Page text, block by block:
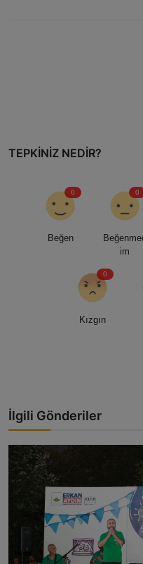
TEPKINIZ NEDIR?
Beğen
0
im
0
Kızgın
0
İlgili Gönderiler